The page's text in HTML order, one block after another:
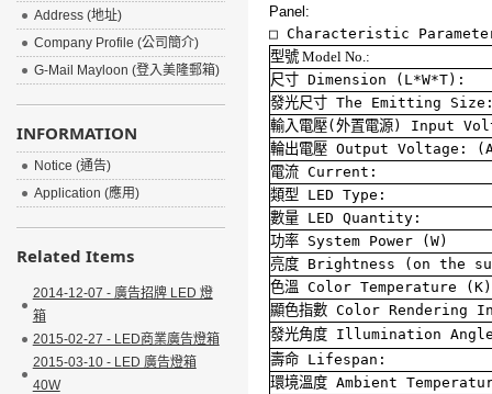
Panel:
□Characteristic
型號Model No.:
尺寸Dimension (L*W*T):
發光尺寸The Emitting
輸入電壓( 外置電源) Input
輪出電壓Output Voltage:
電流Current:
類型 LED Type:
數量LED Quantity:
功率System Power (W)
亮度Brightness (on the
色溫 Color Temperature (K)
顯色指數Color Rendering
發光角度Illumination
壽命Lifespan:
環境溫度Ambient
Address (地址)
Company Profile (公司簡介)
G-Mail Mayloon (登入美隆郵箱)
INFORMATION
Notice (通告)
Application (應用)
Related Items
2014-12-07 - 廣告招牌 LED 燈
箱
2015-02-27 - LED商業廣告燈箱
2015-03-10 - LED 廣告燈箱
40W